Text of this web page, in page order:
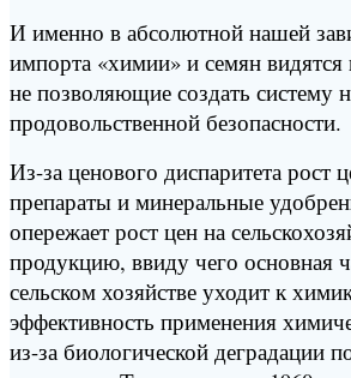
И именно в абсолютной нашей
импорта «химии» и семян
не позволяющие создать систему
продовольственной безопасности.
Из-за ценового диспаритета рост
препараты и минеральные
опережает рост цен на
продукцию, ввиду чего основная
сельском хозяйстве уходит к
эффективность применения
из-за биологической деградации